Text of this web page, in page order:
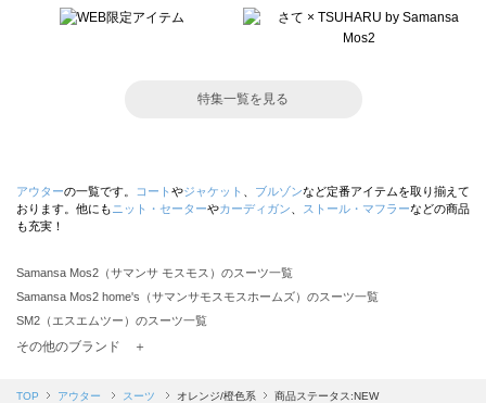
特集一覧を見る
アウターの一覧です。 コート やジャケット ブルゾンなど定番アイテムを取り揃えて
おります。他にも ニット・セーターやカーディガン ストール・マフラーなどの商品
も充実！
Samansa Mos2（サマンサ モスモス）のスーツ一覧
Samansa Mos2 home's（サマンサモスモスホームズ）のスーツ一覧
SM2（エスエムツー）のスーツ一覧
TSUHARU by Samansa Mos2（ツハルバイサマンサモスモス）のスーツ一覧
Samansa Mos2 blue（サマンサモスモス ブルー）のスーツ一覧
その他のブランド ＋
TOP アウター スーツ オレンジ/橙色系 商品ステータス:NEW